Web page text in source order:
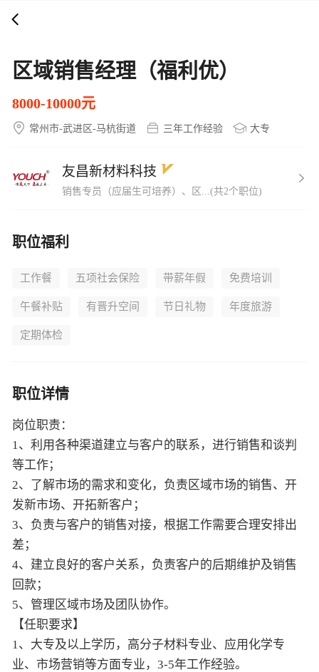
区域销售经理（福利优）
8000-10000元
常州市-武进区-马杭街道 三年工作经验 大专
友昌新材料科技
销售专员（应届生可培养）、区...(共2个职位)
职位福利
工作餐 五项社会保险 带薪年假 免费培训
午餐补贴 有晋升空间 节日礼物 年度旅游
定期体检
职位详情
岗位职责：
1、利用各种渠道建立与客户的联系，进行销售和谈判
等工作；
2、了解市场的需求和变化，负责区域市场的销售、开
发新市场、开拓新客户；
3、负责与客户的销售对接，根据工作需要合理安排出
差；
4、建立良好的客户关系，负责客户的后期维护及销售
回款；
5、管理区域市场及团队协作。
【任职要求】
1、大专及以上学历，高分子材料专业、应用化学专
业、市场营销等方面专业，3-5年工作经验。